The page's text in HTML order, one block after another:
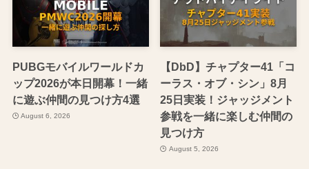
PUBGモバイルワールドカ
ップ2026が本日開幕！一緒
に遊ぶ仲間の見つけ方4選
August 6, 2026
【DbD】チャプター41「コ
ーラス・オブ・シン」8月
25日実装！ジャッジメント
参戦を一緒に楽しむ仲間の
見つけ方
August 5, 2026